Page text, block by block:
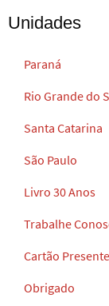
Unidades
Paraná
Rio Grande do
Santa Catarina
São Paulo
Livro 30 Anos
Trabalhe
Cartão Presente
Obrigado